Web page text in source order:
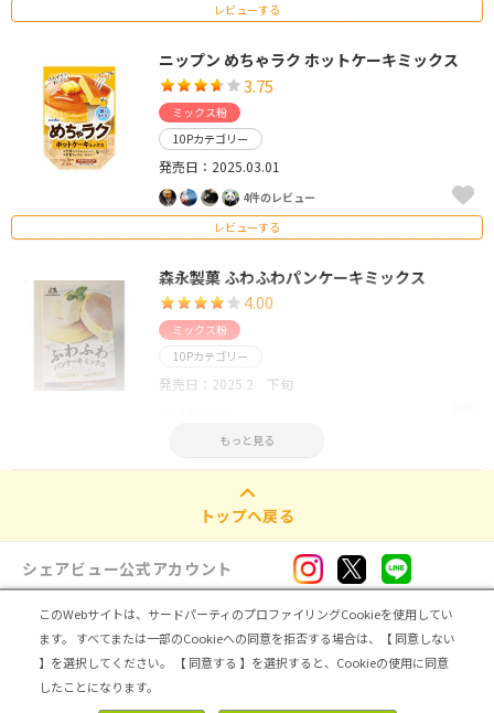
レビューする
ニップン めちゃラク ホットケーキミックス
3.75
ミックス粉
10Pカテゴリー
発売日：2025.03.01
4件のレビュー
レビューする
森永製菓 ふわふわパンケーキミックス
4.00
ミックス粉
10Pカテゴリー
発売日：2025.2 下旬
レビューする
もっと見る
トップへ戻る
シェアビュー公式アカウント
ログイン・新規登録
トップ | シェアビューとは レビュアー向け シェアビューインタビュー | カテゴリ一覧
運営会社 | 個人情報の取扱いについて
このWebサイトは、サードパーティのプロファイリングCookieを使用してい
ます。
すべてまたは一部のCookieへの同意を拒否する場合は、【 同意しない
】を選択してください。
【 同意する 】を選択すると、Cookieの使用に同意
したことになります。